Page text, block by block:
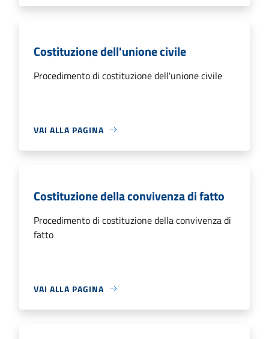
Costituzione dell'unione civile
Procedimento di costituzione dell'unione civile
VAI ALLA PAGINA
Costituzione della convivenza di fatto
Procedimento di costituzione della convivenza di
fatto
VAI ALLA PAGINA